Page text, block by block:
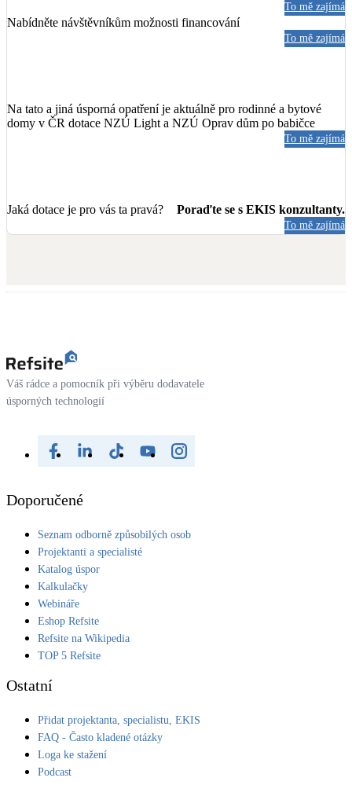
To mě zajímá
Nabídněte návštěvníkům možnosti financování
To mě zajímá
Na tato a jiná úsporná opatření je aktuálně pro rodinné a bytové
domy v ČR dotace NZÚ Light a NZÚ Oprav dům po babičce
To mě zajímá
Jaká dotace je pro vás ta pravá? Poraďte se s EKIS konzultanty.
To mě zajímá
Váš rádce a pomocník při výběru dodavatele
úsporných technologií
Doporučené
Seznam odborně způsobilých osob
Projektanti a specialisté
Katalog úspor
Kalkulačky
Webináře
Eshop Refsite
Refsite na Wikipedia
TOP 5 Refsite
Ostatní
Přidat projektanta, specialistu, EKIS
FAQ - Často kladené otázky
Loga ke stažení
Podcast